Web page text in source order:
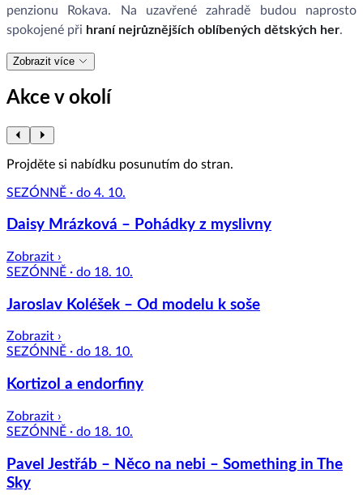
penzionu Rokava. Na uzavřené zahradě budou naprosto
spokojené při hraní nejrůznějších oblíbených dětských her.
Zobrazit více
Akce v okolí
Projděte si nabídku posunutím do stran.
SEZÓNNĚ · do 4. 10.
Daisy Mrázková – Pohádky z myslivny
Zobrazit ›
SEZÓNNĚ · do 18. 10.
Jaroslav Koléšek – Od modelu k soše
Zobrazit ›
SEZÓNNĚ · do 18. 10.
Kortizol a endorfiny
Zobrazit ›
SEZÓNNĚ · do 18. 10.
Pavel Jestřáb – Něco na nebi – Something in The
Sky